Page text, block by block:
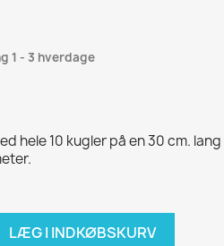
1 - 3 hverdage
hele 10 kugler på en 30 cm.
LÆG I INDKØBSKURV